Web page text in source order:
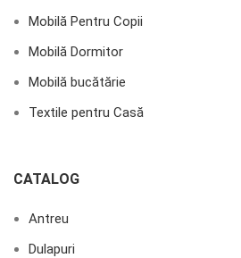
Mobilă Pentru Copii
Mobilă Dormitor
Mobilă bucătărie
Textile pentru Casă
CATALOG
Antreu
Dulapuri